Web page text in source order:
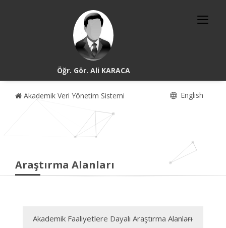
Öğr. Gör. Ali KARACA
Akademik Veri Yönetim Sistemi English
Araştırma Alanları
Akademik Faaliyetlere Dayalı Araştırma Alanları